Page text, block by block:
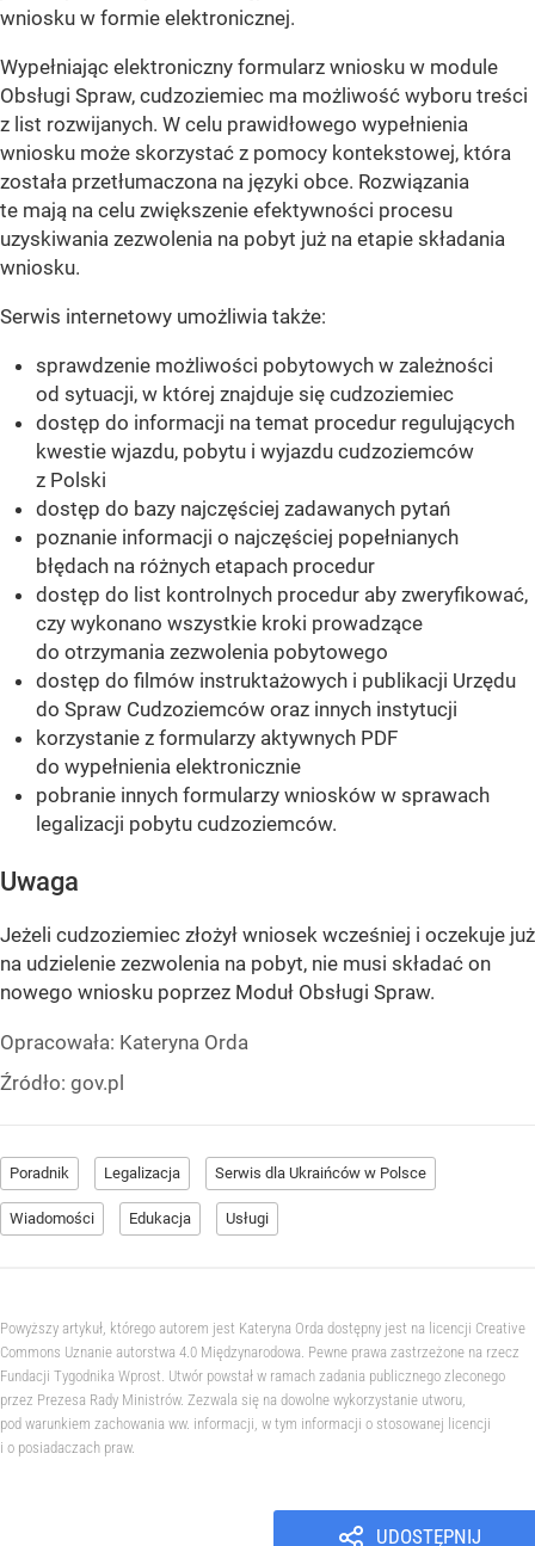
wniosku w formie elektronicznej.
Wypełniając elektroniczny formularz wniosku w module
Obsługi Spraw, cudzoziemiec ma możliwość wyboru treści
z list rozwijanych. W celu prawidłowego wypełnienia
wniosku może skorzystać z pomocy kontekstowej, która
została przetłumaczona na języki obce. Rozwiązania
te mają na celu zwiększenie efektywności procesu
uzyskiwania zezwolenia na pobyt już na etapie składania
wniosku.
Serwis internetowy umożliwia także:
sprawdzenie możliwości pobytowych w zależności
od sytuacji, w której znajduje się cudzoziemiec
dostęp do informacji na temat procedur regulujących
kwestie wjazdu, pobytu i wyjazdu cudzoziemców
z Polski
dostęp do bazy najczęściej zadawanych pytań
poznanie informacji o najczęściej popełnianych
błędach na różnych etapach procedur
dostęp do list kontrolnych procedur aby zweryfikować,
czy wykonano wszystkie kroki prowadzące
do otrzymania zezwolenia pobytowego
dostęp do filmów instruktażowych i publikacji Urzędu
do Spraw Cudzoziemców oraz innych instytucji
korzystanie z formularzy aktywnych PDF
do wypełnienia elektronicznie
pobranie innych formularzy wniosków w sprawach
legalizacji pobytu cudzoziemców.
Uwaga
Jeżeli cudzoziemiec złożył wniosek wcześniej i oczekuje już
na udzielenie zezwolenia na pobyt, nie musi składać on
nowego wniosku poprzez Moduł Obsługi Spraw.
Opracowała: Kateryna Orda
Źródło: gov.pl
Poradnik Legalizacja Serwis dla Ukraińców w Polsce
Wiadomości Edukacja Usługi
Powyższy artykuł, którego autorem jest Kateryna Orda dostępny jest na licencji Creative
Commons Uznanie autorstwa 4.0 Międzynarodowa. Pewne prawa zastrzeżone na rzecz
Fundacji Tygodnika Wprost. Utwór powstał w ramach zadania publicznego zleconego
przez Prezesa Rady Ministrów. Zezwala się na dowolne wykorzystanie utworu,
pod warunkiem zachowania ww. informacji, w tym informacji o stosowanej licencji
i o posiadaczach praw.
UDOSTĘPNIJ